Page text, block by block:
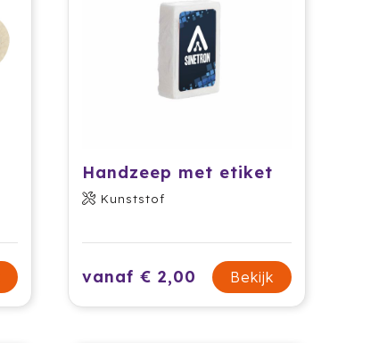
Handzeep met etiket
Kunststof
vanaf € 2,00 Bekijk